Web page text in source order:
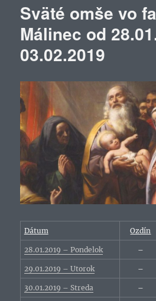
Sväté omše vo
Málinec od
03.02.2019
Dátum Ozdín
28.01.2019 – Pondelok –
29.01.2019 – Utorok –
30.01.2019 – Streda –